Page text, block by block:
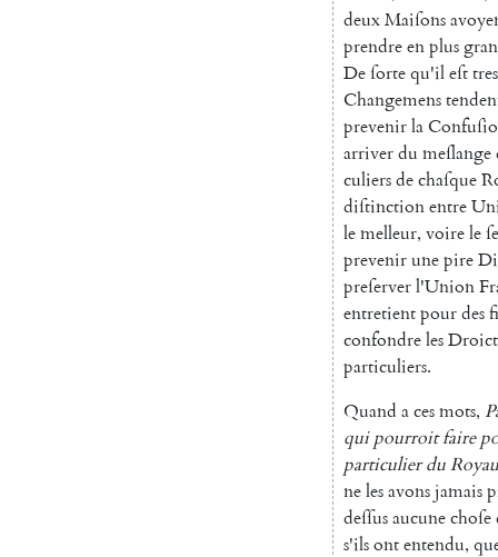
deuxMaiſons
prendreenplus
Deſortequ'ileſttres
Changemens
prevenirlaConfu
arriverdu meſlange
culiersdechaſque
diſtinctionentre
lemelleur, voirele
prevenirunepire
preſerverl'Union
entretientpourdes
confondreles
particuliers.
Quand acesmots,
qui pourroitfaire
particulier du
nelesavonsjamais
deſſusaucunechoſe
s'ilsontentendu,